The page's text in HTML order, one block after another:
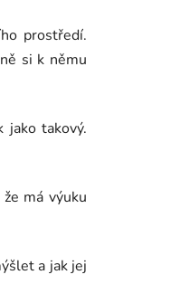
prostředí.
si k němu
jako takový.
má výuku
a jak jej